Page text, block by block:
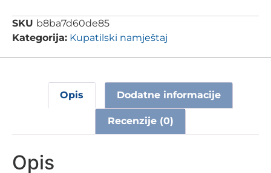
SKU b8ba7d60de85
Kategorija: Kupatilski namještaj
Opis Dodatne informacije
Recenzije (0)
Opis